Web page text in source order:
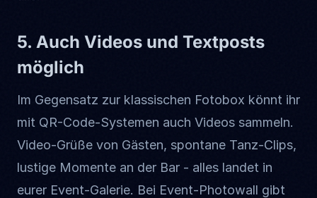
5. Auch Videos und Textposts
möglich
Im Gegensatz zur klassischen Fotobox könnt ihr
mit QR-Code-Systemen auch Videos sammeln.
Video-Grüße von Gästen, spontane Tanz-Clips,
lustige Momente an der Bar - alles landet in
eurer Event-Galerie. Bei Event-Photowall gibt